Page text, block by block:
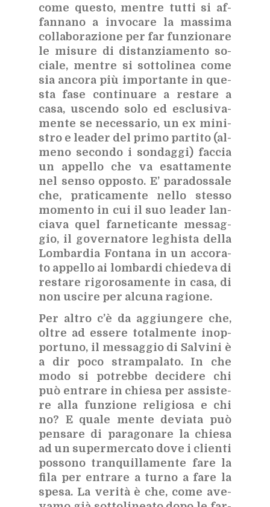
come que­sto, men­tre tut­ti si af­
fan­na­no a in­vo­ca­re la mas­si­ma
col­la­bo­ra­zio­ne per far fun­zio­na­re
le mi­su­re di di­stan­zia­men­to so­
cia­le, men­tre si sot­to­li­nea come
sia an­co­ra più im­por­tan­te in que­
sta fase con­ti­nua­re a re­sta­re a
casa, uscen­do solo ed esclu­si­va­
men­te se ne­ces­sa­rio, un ex mi­ni­
stro e lea­der del pri­mo par­ti­to (al­
me­no se­con­do i son­dag­gi) fac­cia
un ap­pel­lo che va esat­ta­men­te
nel sen­so op­po­sto. E’ pa­ra­dos­sa­le
che, pra­ti­ca­men­te nel­lo stes­so
mo­men­to in cui il suo lea­der lan­
cia­va quel far­ne­ti­can­te mes­sag­
gio, il go­ver­na­to­re le­ghi­sta del­la
Lom­bar­dia Fon­ta­na in un ac­co­ra­
to ap­pel­lo ai lom­bar­di chie­de­va di
re­sta­re ri­go­ro­sa­men­te in casa, di
non usci­re per al­cu­na ra­gio­ne.
Per al­tro c’è da ag­giun­ge­re che,
ol­tre ad es­se­re to­tal­men­te inop­
por­tu­no, il mes­sag­gio di Sal­vi­ni è
a dir poco stram­pa­la­to. In che
modo si po­treb­be de­ci­de­re chi
può en­tra­re in chie­sa per as­si­ste­
re alla fun­zio­ne re­li­gio­sa e chi
no? E qua­le men­te de­via­ta può
pen­sa­re di pa­ra­go­na­re la chie­sa
ad un su­per­mer­ca­to dove i clien­ti
pos­so­no tran­quil­la­men­te fare la
fila per en­tra­re a tur­no a fare la
spe­sa. La ve­ri­tà è che, come ave­